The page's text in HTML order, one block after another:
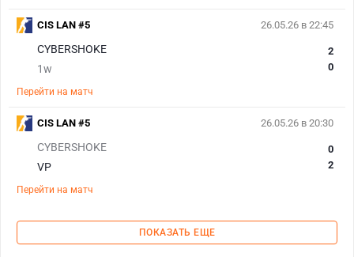
26.05.26 в 22:45
CYBERSHOKE
1w
2
0
Перейти на матч
CIS LAN #5
26.05.26 в 20:30
CYBERSHOKE
VP
0
2
Перейти на матч
CIS LAN #5
ПОКАЗАТЬ ЕЩЕ